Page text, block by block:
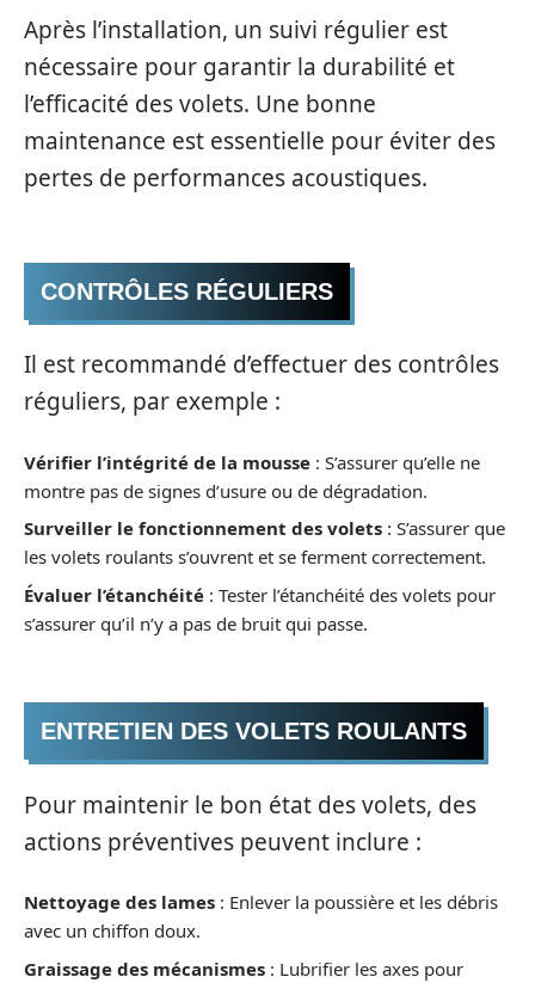
Après l’installation, un suivi régulier est
nécessaire pour garantir la durabilité et
l’efficacité des volets. Une bonne
maintenance est essentielle pour éviter des
pertes de performances acoustiques.
CONTRÔLES RÉGULIERS
Il est recommandé d’effectuer des contrôles
réguliers, par exemple :
Vérifier l’intégrité de la mousse : S’assurer qu’elle ne
montre pas de signes d’usure ou de dégradation.
Surveiller le fonctionnement des volets : S’assurer que
les volets roulants s’ouvrent et se ferment correctement.
Évaluer l’étanchéité : Tester l’étanchéité des volets pour
s’assurer qu’il n’y a pas de bruit qui passe.
ENTRETIEN DES VOLETS ROULANTS
Pour maintenir le bon état des volets, des
actions préventives peuvent inclure :
Nettoyage des lames : Enlever la poussière et les débris
avec un chiffon doux.
Graissage des mécanismes : Lubrifier les axes pour